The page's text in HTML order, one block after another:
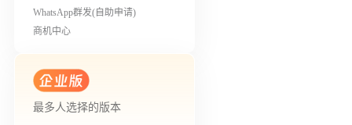
WhatsApp群发(自助申请)
商机中心
最多人选择的版本